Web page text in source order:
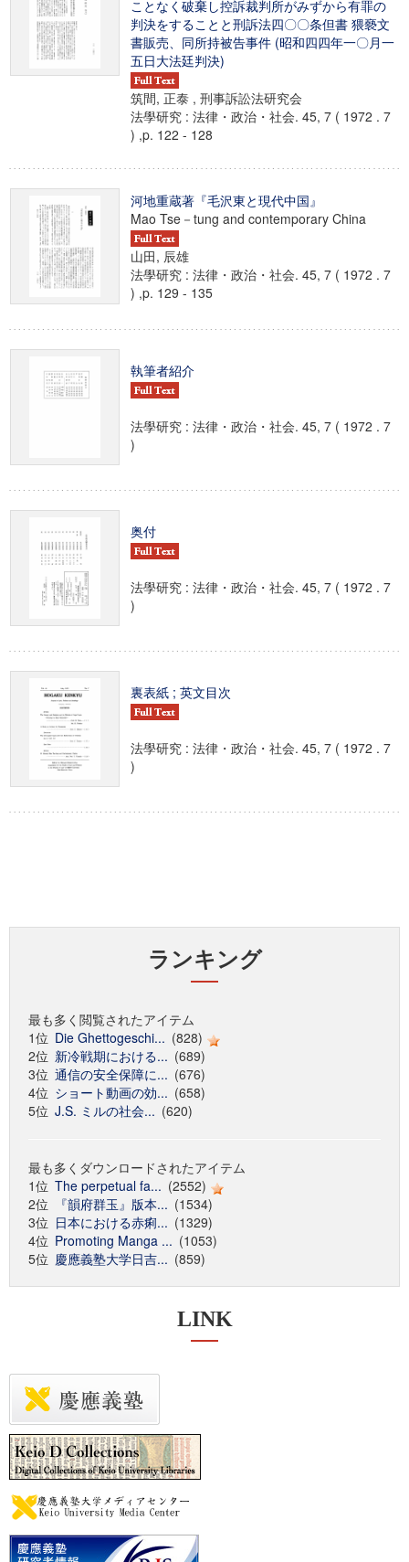
ことなく破棄し控訴裁判所がみずから有罪の
判決をすることと刑訴法四〇〇条但書 猥褻文
書販売、同所持被告事件 (昭和四四年一〇月一
五日大法廷判決)
筑間, 正泰 , 刑事訴訟法研究会
法學研究 : 法律・政治・社会. 45, 7 ( 1972 . 7
) ,p. 122 - 128
河地重蔵著『毛沢東と現代中国』
Mao Tse－tung and contemporary China
山田, 辰雄
法學研究 : 法律・政治・社会. 45, 7 ( 1972 . 7
) ,p. 129 - 135
執筆者紹介
法學研究 : 法律・政治・社会. 45, 7 ( 1972 . 7
)
奥付
法學研究 : 法律・政治・社会. 45, 7 ( 1972 . 7
)
裏表紙 ; 英文目次
法學研究 : 法律・政治・社会. 45, 7 ( 1972 . 7
)
ランキング
最も多く閲覧されたアイテム
1位 Die Ghettogeschi... (828)
2位 新冷戦期における... (689)
3位 通信の安全保障に... (676)
4位 ショート動画の効... (658)
5位 J.S. ミルの社会... (620)
最も多くダウンロードされたアイテム
1位 The perpetual fa... (2552)
2位
『韻府群玉』版本... (1534)
3位 日本における赤痢... (1329)
4位 Promoting Manga ... (1053)
5位 慶應義塾大学日吉... (859)
LINK